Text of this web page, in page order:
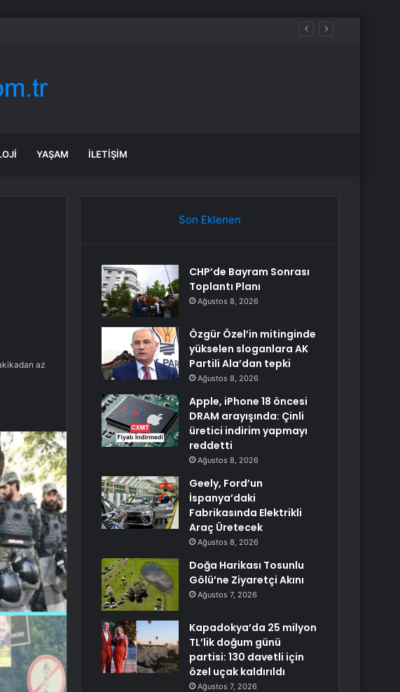
tepki
YAŞAM İLETIŞIM
az
Son Eklenen
CHP’de Bayram Sonrası
Toplantı Planı
Ağustos 8, 2026
Özgür Özel’in mitinginde
yükselen sloganlara AK
Partili Ala’dan tepki
Ağustos 8, 2026
Apple, iPhone 18 öncesi
DRAM arayışında: Çinli
üretici indirim yapmayı
reddetti
Ağustos 8, 2026
Geely, Ford’un
İspanya’daki
Fabrikasında Elektrikli
Araç Üretecek
Ağustos 8, 2026
Doğa Harikası Tosunlu
Gölü’ne Ziyaretçi Akını
Ağustos 7, 2026
Kapadokya’da 25 milyon
TL’lik doğum günü
partisi: 130 davetli için
özel uçak kaldırıldı
Ağustos 7, 2026